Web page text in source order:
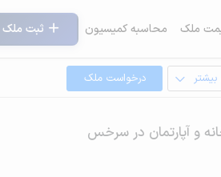
ملک محاسبه کمیسیون ثبت ملک
درخواست ملک
و آپارتمان در سرخس